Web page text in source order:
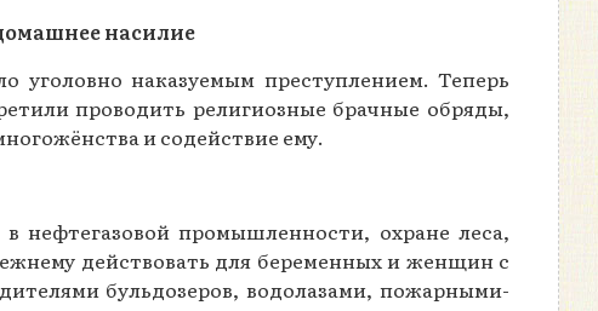
насилие
наказуемым преступлением. Теперь
проводить религиозные брачные обряды,
и содействие ему.
нефтегазовой промышленности, охране леса,
действовать для беременных и женщин с
бульдозеров, водолазами, пожарными-